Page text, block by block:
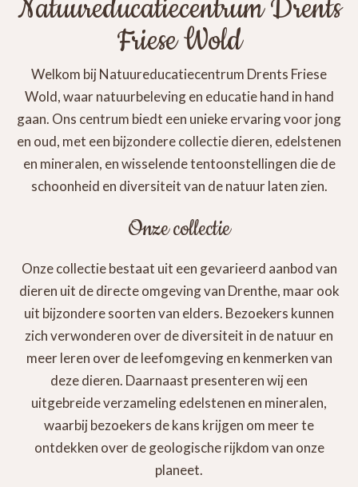
Natuureducatiecentrum Drents
Friese Wold
Welkom bij Natuureducatiecentrum Drents Friese
Wold, waar natuurbeleving en educatie hand in hand
gaan. Ons centrum biedt een unieke ervaring voor jong
en oud, met een bijzondere collectie dieren, edelstenen
en mineralen, en wisselende tentoonstellingen die de
schoonheid en diversiteit van de natuur laten zien.
Onze collectie
Onze collectie bestaat uit een gevarieerd aanbod van
dieren uit de directe omgeving van Drenthe, maar ook
uit bijzondere soorten van elders. Bezoekers kunnen
zich verwonderen over de diversiteit in de natuur en
meer leren over de leefomgeving en kenmerken van
deze dieren. Daarnaast presenteren wij een
uitgebreide verzameling edelstenen en mineralen,
waarbij bezoekers de kans krijgen om meer te
ontdekken over de geologische rijkdom van onze
planeet.